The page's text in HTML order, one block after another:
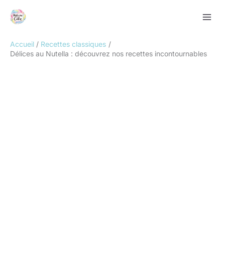
Accueil
Recettes classiques
Délices au Nutella : découvrez nos recettes incontournables